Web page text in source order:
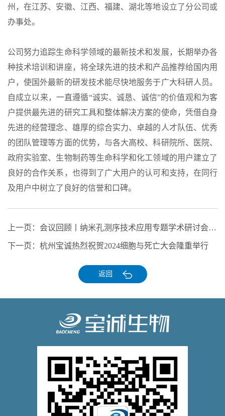
州，在江苏、安徽、江西、福建、湖北等地设立了分公司或
办事处。
公司努力追踪生命科学领域的最新技术和发展，长期举办各
种技术培训和讲座，将全球先进的技术和产品推荐给国内用
户，使国外最新的研发技术能尽快地服务于广大科研人员。
自成立以来，一直遵循“诚实、诚恳、诚信”的价值观和为客
户提供最先进的研究工具和整体解决方案的使命，凭借自身
先进的经营理念、雄厚的综合实力、卓越的人才队伍、优秀
的团队管理等方面的优势，与各大高校、科研院所、医院、
政府实验室、生物制药等生命科学和化工领域的用户建立了
良好的合作关系，也得到了广大用户的认可和支持，在同行
及用户中树立了良好的信誉和口碑。
上一页： 会议回顾丨纳米孔测序技术应用专题学术研讨会（厦门站）-精彩回顾
下一页： 杭州宝诚热烈祝贺2024细胞与死亡大会隆重举行
返回